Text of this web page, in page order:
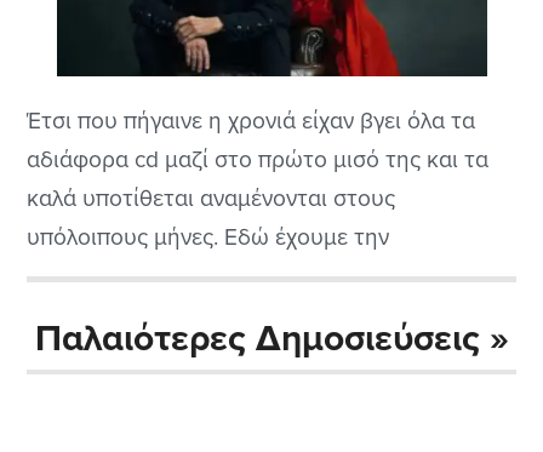
Έτσι που πήγαινε η χρονιά είχαν βγει όλα τα
αδιάφορα cd μαζί στο πρώτο μισό της και τα
καλά υποτίθεται αναμένονται στους
υπόλοιπους μήνες. Εδώ έχουμε την
κυκλοφορία της γλυκύτατης τραγουδίστριας
των Epica, της θρυλικής Simone Simons που σε
συνεργασία με τον μεγάλο μαέστρο Arjen
Παλαιότερες Δημοσιεύσεις »